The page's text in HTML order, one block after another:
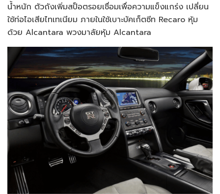
น้ำหนัก ตัวถังเพิ่มสป็อตรอยเชื่อมเพื่อความแข็งแกร่ง เปลี่ยน
ใช้ท่อไอเสียไทเทเนียม ภายในใช้เบาะบัคเก็ตซีท Recaro หุ้ม
ด้วย Alcantara พวงมาลัยหุ้ม Alcantara